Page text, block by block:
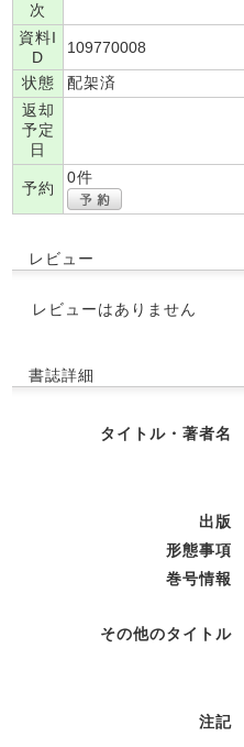
次
資料I
D
109770008
状態
配架済
返却
予定
日
予約
0件
レビュー
レビューはありません
書誌詳細
タイトル・著者名
出版
形態事項
巻号情報
その他のタイトル
注記